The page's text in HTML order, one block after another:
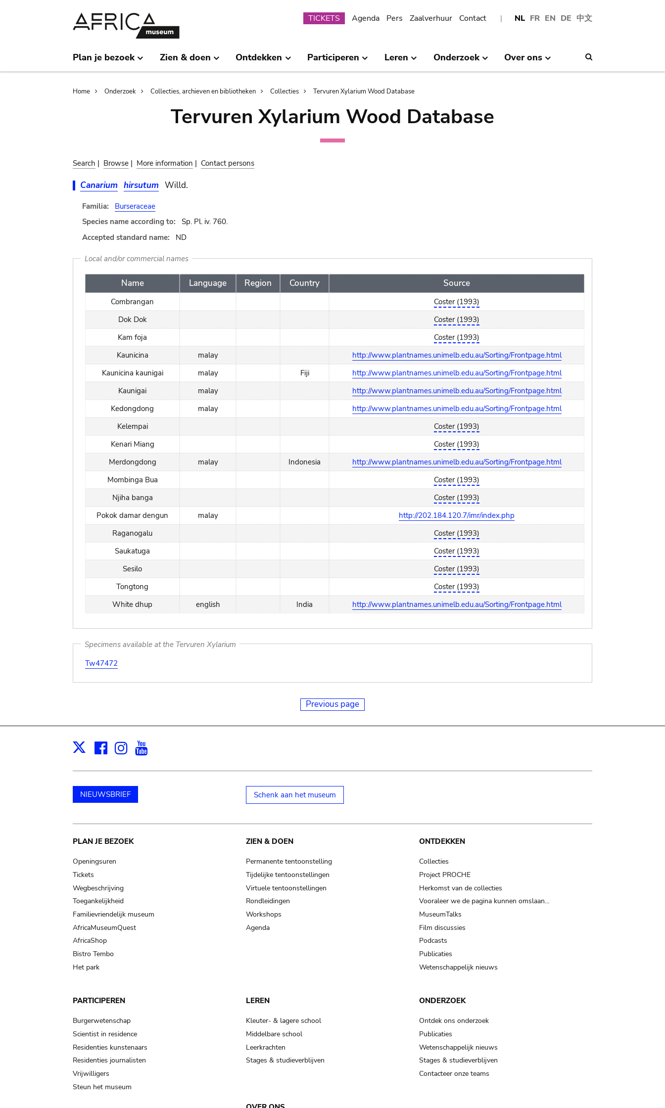
NL FR EN DE 中文
Submenu
TICKETS Agenda Pers Zaalverhuur Contact
Plan je bezoek Zien & doen Ontdekken Participeren Leren Onderzoek Over ons
Breadcrumb
Home Onderzoek Collecties, archieven en bibliotheken Collecties Tervuren Xylarium Wood Database
Tervuren Xylarium Wood Database
Search | Browse | More information | Contact persons
Canarium hirsutum Willd.
Familia:
Burseraceae
Species name according to:
Sp. Pl. iv. 760.
Accepted standard name:
ND
Local and/or commercial names
Name Language Region Country Source
Combrangan
Coster (1993)
Dok Dok
Coster (1993)
Kam foja
Coster (1993)
Kaunicina
malay
http://www.plantnames.unimelb.edu.au/Sorting/Frontpage.html
Kaunicina kaunigai
malay Fiji
http://www.plantnames.unimelb.edu.au/Sorting/Frontpage.html
Kaunigai
malay
http://www.plantnames.unimelb.edu.au/Sorting/Frontpage.html
Kedongdong
malay
http://www.plantnames.unimelb.edu.au/Sorting/Frontpage.html
Kelempai
Coster (1993)
Kenari Miang
Coster (1993)
Merdongdong
malay Indonesia
http://www.plantnames.unimelb.edu.au/Sorting/Frontpage.html
Mombinga Bua
Coster (1993)
Njiha banga
Coster (1993)
Pokok damar dengun
malay
http://202.184.120.7/imr/index.php
Raganogalu
Coster (1993)
Saukatuga
Coster (1993)
Sesilo
Coster (1993)
Tongtong
Coster (1993)
White dhup
english India http://www.plantnames.unimelb.edu.au/Sorting/Frontpage.html
Specimens available at the Tervuren Xylarium
Tw47472
Previous page
X Facebook
Instagram
NIEUWSBRIEF Schenk aan het museum
Main
navigation
PLAN JE BEZOEK
Openingsuren
Tickets
Wegbeschrijving
Toegankelijkheid
Familievriendelijk museum
AfricaMuseumQuest
AfricaShop
Bistro Tembo
Het park
ZIEN & DOEN
Permanente tentoonstelling
Tijdelijke tentoonstellingen
Virtuele tentoonstellingen
Rondleidingen
Workshops
Agenda
ONTDEKKEN
Collecties
Project PROCHE
Herkomst van de collecties
Vooraleer we de pagina kunnen omslaan…
MuseumTalks
Film discussies
Podcasts
Publicaties
Wetenschappelijk nieuws
PARTICIPEREN
Burgerwetenschap
Scientist in residence
Residenties kunstenaars
Residenties journalisten
Vrijwilligers
Steun het museum
LEREN
Kleuter- & lagere school
Middelbare school
Leerkrachten
Stages & studieverblijven
ONDERZOEK
Ontdek ons onderzoek
Publicaties
Wetenschappelijk nieuws
Stages & studieverblijven
Contacteer onze teams